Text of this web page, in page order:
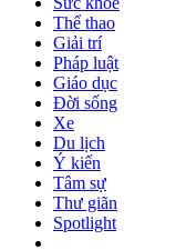
Thể thao
Giải trí
Pháp luật
Giáo dục
Đời sống
Xe
Du lịch
Ý kiến
Tâm sự
Thư giãn
Spotlight